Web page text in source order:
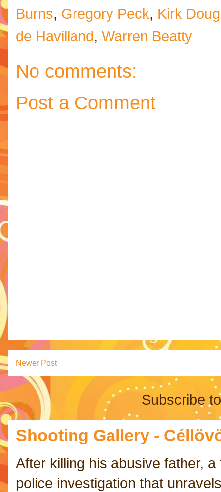
Burns, Gregory Peck, Kirk
de Havilland, Warren Beatty
No comments:
Post a Comment
Newer Post
Subscribe
Shooting Gallery -
After killing his abusive father,
police investigation that